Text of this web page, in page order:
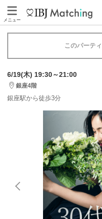
メニュー
このパーテ
6/19(木) 19:30～21:00
銀座4階
銀座駅から徒歩3分